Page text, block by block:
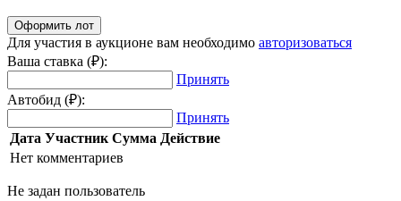
Для участия в аукционе вам необходимо авторизоваться
Ваша ставка (₽):
Принять
Автобид (₽):
Принять
Дата Участник Сумма Действие
Нет комментариев
Не задан пользователь